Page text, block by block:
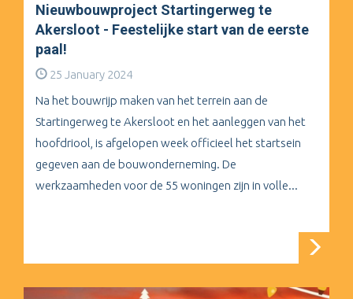
Nieuwbouwproject Startingerweg te
Akersloot - Feestelijke start van de eerste
paal!
25 January 2024
Na het bouwrijp maken van het terrein aan de
Startingerweg te Akersloot en het aanleggen van het
hoofdriool, is afgelopen week officieel het startsein
gegeven aan de bouwonderneming. De
werkzaamheden voor de 55 woningen zijn in volle...